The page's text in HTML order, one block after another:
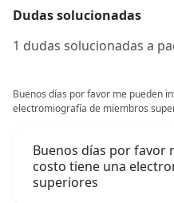
Dudas solucionadas
1 dudas solucionadas a
Buenos días por favor me pueden
electromiografía de miembros
Buenos días por favor
costo tiene una
superiores